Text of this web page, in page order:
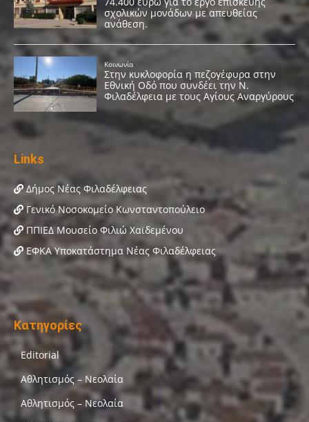
Links
Δήμος Νέας Φιλαδέλφειας
Γενικό Νοσοκομείο Κωνσταντοπούλειο
ΠΠΙΕΔ Μουσείο Φιλιώ Χαϊδεμένου
ΕΦΚΑ Υποκατάστημα Νέας Φιλαδέλφειας
Κατηγορίες
Editorial
Αθλητισμός – Νεολαία
Αθλητισμός – Νεολαία